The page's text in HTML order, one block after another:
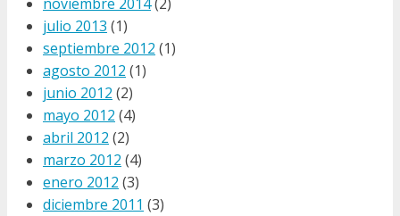
julio 2013 (1)
septiembre 2012 (1)
agosto 2012 (1)
junio 2012 (2)
mayo 2012 (4)
abril 2012 (2)
marzo 2012 (4)
enero 2012 (3)
diciembre 2011 (3)